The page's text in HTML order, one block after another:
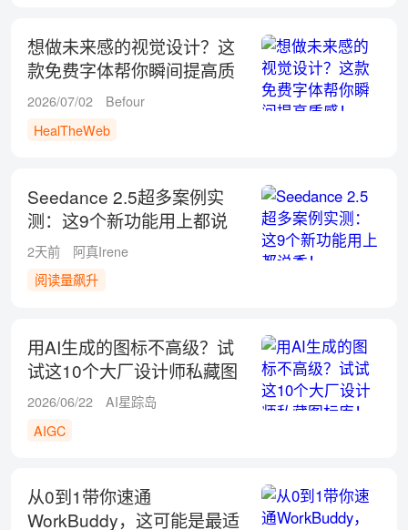
想做未来感的视觉设计？这
款免费字体帮你瞬间提高质
感！
2026/07/02
Befour
HealTheWeb
Seedance 2.5超多案例实
测：这9个新功能用上都说
香！
2天前
阿真Irene
阅读量飙升
用AI生成的图标不高级？试
试这10个大厂设计师私藏图
标库！
2026/06/22
AI星踪岛
AIGC
从0到1带你速通
WorkBuddy，这可能是最适